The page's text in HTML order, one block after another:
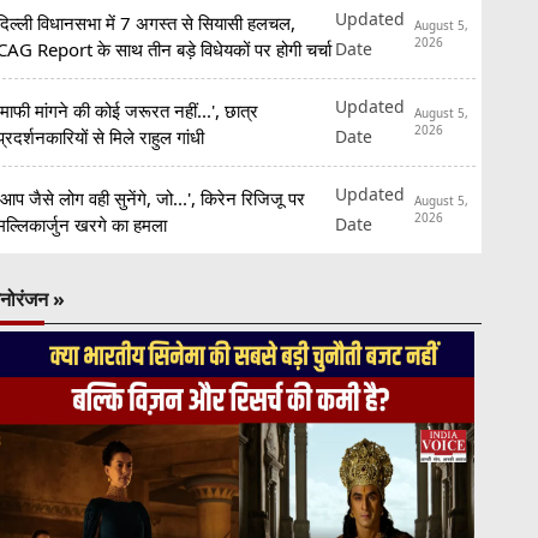
विधानसभा में 7 अगस्त से सियासी हलचल,
Report के साथ तीन बड़े विधेयकों पर होगी चर्चा
Updated
Date
August 5,
2026
मांगने की कोई जरूरत नहीं...', छात्र
से मिले राहुल गांधी
Updated
Date
August 5,
2026
जैसे लोग वही सुनेंगे, जो...', किरेन रिजिजू पर
खरगे का हमला
Updated
Date
August 5,
2026
»